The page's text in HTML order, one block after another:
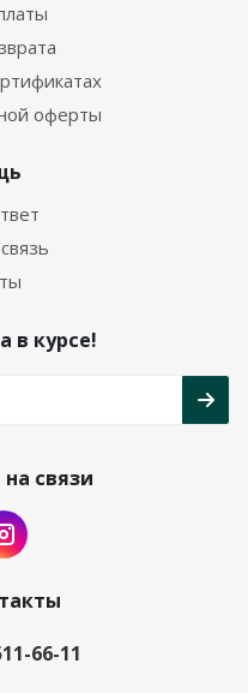
оферты
в курсе!
связи
66-11